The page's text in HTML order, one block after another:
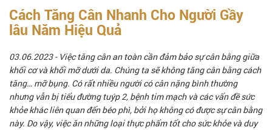
Cách Tăng Cân Nhanh Cho Người Gầy
lâu Năm Hiệu Quả
03.06.2023- Việc tăng cân an toàn cần đảm bảo sự cân bằng giữa
khối cơ và khối mỡ dưới da. Chúng ta sẽ không tăng cân bằng cách
tăng… mỡ bụng. Có rất nhiều người có cân nặng bình thường
nhưng vẫn bị tiểu đường tuýp 2, bệnh tim mạch và các vấn đề sức
khỏe khác liên quan đến béo phì, bởi họ không có được sự cân bằng
này. Do vậy, việc ăn những loại thực phẩm tốt cho sức khỏe và duy